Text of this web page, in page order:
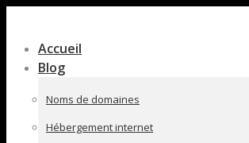
pleine
largeur
Accueil
Blog
Noms de domaines
Hébergement internet